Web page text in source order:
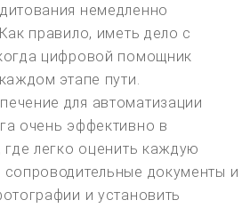
немедленно
правило, иметь дело с
цифровой помощник
этапе пути.
для автоматизации
очень эффективно в
где легко оценить каждую
документы и
и установить